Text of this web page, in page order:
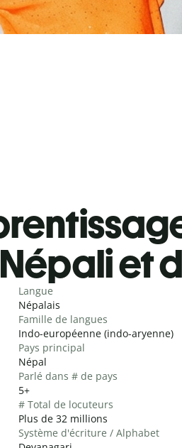
et
Langue
Népalais
Famille de langues
Indo-européenne (indo-aryenne)
Pays principal
Népal
Parlé dans # de pays
5+
# Total de locuteurs
Plus de 32 millions
Système d'écriture / Alphabet